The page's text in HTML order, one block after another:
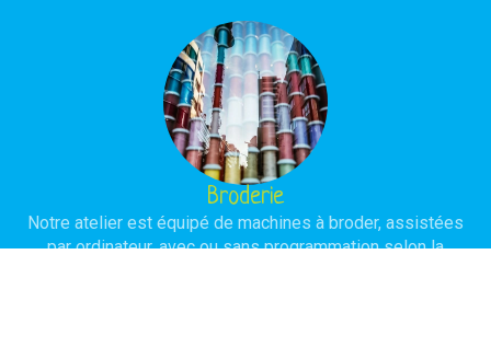
Broderie
Notre atelier est équipé de machines à broder, assistées
par ordinateur, avec ou sans programmation selon la